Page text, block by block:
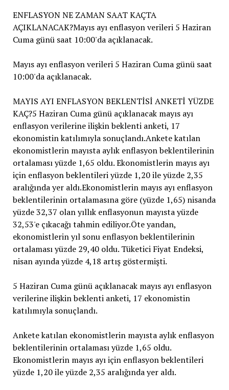
ENFLASYON NE ZAMAN SAAT KAÇTA
AÇIKLANACAK?Mayıs ayı enflasyon verileri 5 Haziran
Cuma günü saat 10:00'da açıklanacak.
Mayıs ayı enflasyon verileri 5 Haziran Cuma günü saat
10:00'da açıklanacak.
MAYIS AYI ENFLASYON BEKLENTİSİ ANKETİ YÜZDE
KAÇ?5 Haziran Cuma günü açıklanacak mayıs ayı
enflasyon verilerine ilişkin beklenti anketi, 17
ekonomistin katılımıyla sonuçlandı.Ankete katılan
ekonomistlerin mayısta aylık enflasyon beklentilerinin
ortalaması yüzde 1,65 oldu. Ekonomistlerin mayıs ayı
için enflasyon beklentileri yüzde 1,20 ile yüzde 2,35
aralığında yer aldı.Ekonomistlerin mayıs ayı enflasyon
beklentilerinin ortalamasına göre (yüzde 1,65) nisanda
yüzde 32,37 olan yıllık enflasyonun mayısta yüzde
32,53'e çıkacağı tahmin ediliyor.Öte yandan,
ekonomistlerin yıl sonu enflasyon beklentilerinin
ortalaması yüzde 29,40 oldu. Tüketici Fiyat Endeksi,
nisan ayında yüzde 4,18 artış göstermişti.
5 Haziran Cuma günü açıklanacak mayıs ayı enflasyon
verilerine ilişkin beklenti anketi, 17 ekonomistin
katılımıyla sonuçlandı.
Ankete katılan ekonomistlerin mayısta aylık enflasyon
beklentilerinin ortalaması yüzde 1,65 oldu.
Ekonomistlerin mayıs ayı için enflasyon beklentileri
yüzde 1,20 ile yüzde 2,35 aralığında yer aldı.